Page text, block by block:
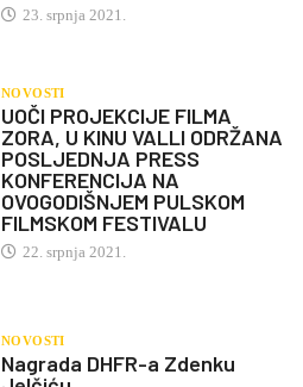
23. srpnja 2021.
NOVOSTI
UOČI PROJEKCIJE FILMA
ZORA, U KINU VALLI ODRŽANA
POSLJEDNJA PRESS
KONFERENCIJA NA
OVOGODIŠNJEM PULSKOM
FILMSKOM FESTIVALU
22. srpnja 2021.
NOVOSTI
Nagrada DHFR-a Zdenku